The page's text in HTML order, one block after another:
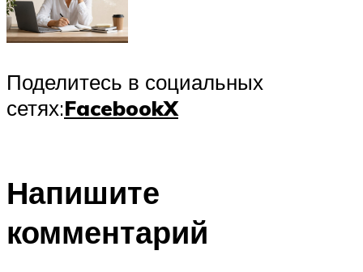
Поделитесь в социальных
сетях:FacebookX
Напишите
комментарий